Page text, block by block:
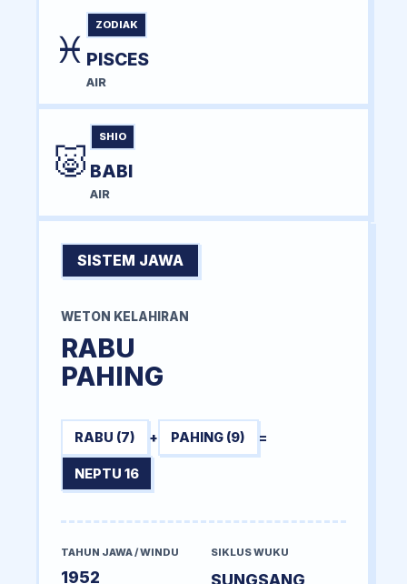
♓
ZODIAK
PISCES
AIR
🐷
SHIO
BABI
AIR
SISTEM JAWA
WETON KELAHIRAN
RABU
PAHING
RABU (7) + PAHING (9) =
NEPTU 16
TAHUN JAWA / WINDU
1952
SIKLUS WUKU